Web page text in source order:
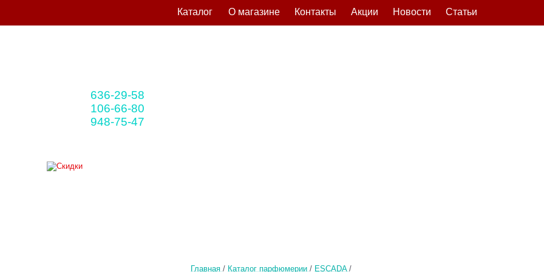
Главная / Каталог парфюмерии / ESCADA /
636-29-58
106-66-80
948-75-47
Статьи
Новости
Акции
Контакты
О магазине
Каталог